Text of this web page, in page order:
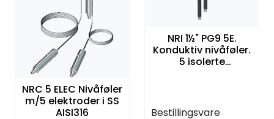
NRC 5 ELEC Nivåføler
m/5 elektroder i SS
AISI316
NRI 1½" PG9 5E.
Konduktiv nivåføler.
5 isolerte
Bestillingsvare